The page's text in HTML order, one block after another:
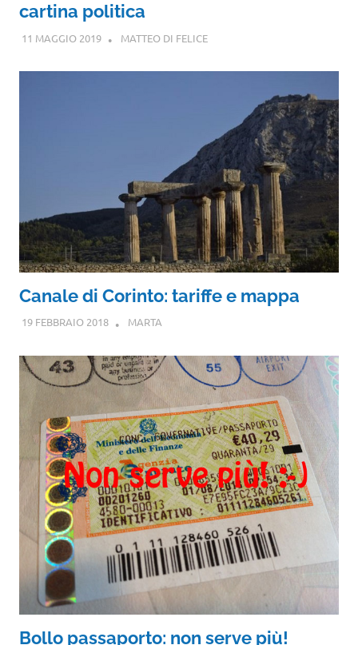
cartina politica
11 MAGGIO 2019 MATTEO DI FELICE
Canale di Corinto: tariffe e mappa
19 FEBBRAIO 2018 MARTA
Bollo passaporto: non serve più!